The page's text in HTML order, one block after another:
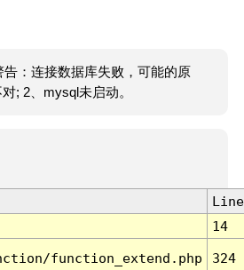
告：连接数据库失败，可能的原
; 2、mysql未启动。
Line
14
function_extend.php 324